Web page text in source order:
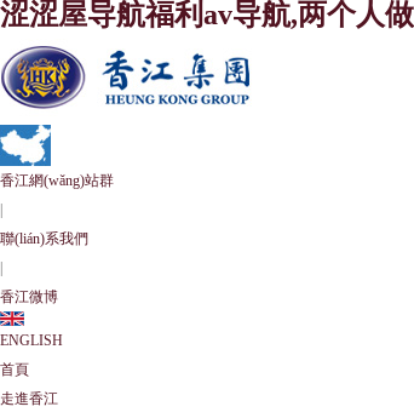
涩涩屋导航福利av导航,两个人
香江網(wǎng)站群
聯(lián)系我們
香江微博
ENGLISH
首頁
走進香江